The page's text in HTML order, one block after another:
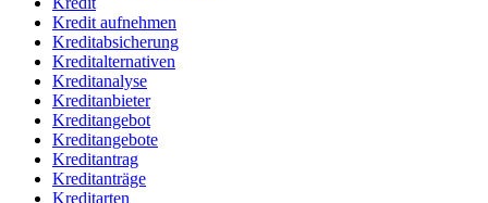
Kredit aufnehmen
Kreditabsicherung
Kreditalternativen
Kreditanalyse
Kreditanbieter
Kreditangebot
Kreditangebote
Kreditantrag
Kreditanträge
Kreditarten